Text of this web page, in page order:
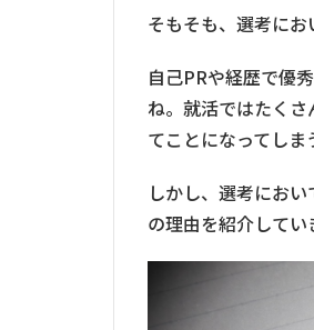
そもそも、選考に
自己PRや経歴で優
ね。就活ではたく
てことになってしま
しかし、選考にお
の理由を紹介してい